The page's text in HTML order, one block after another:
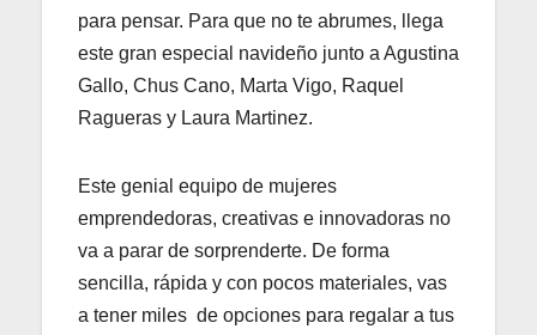
para pensar. Para que no te abrumes, llega
este gran especial navideño junto a Agustina
Gallo, Chus Cano, Marta Vigo, Raquel
Ragueras y Laura Martinez.
Este genial equipo de mujeres
emprendedoras, creativas e innovadoras no
va a parar de sorprenderte. De forma
sencilla, rápida y con pocos materiales, vas
a tener miles de opciones para regalar a tus